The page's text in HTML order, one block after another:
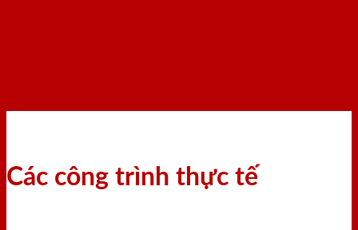
Các công trình thực tế